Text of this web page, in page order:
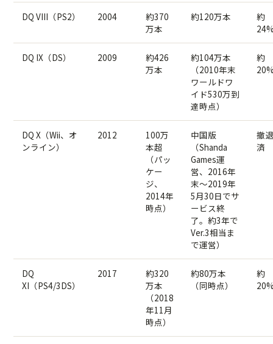
DQ VIII（PS2） 2004
約370
万本
約120万本
約
DQ IX（DS） 2009
約426
万本
約104万本
（2010年末
ワールドワ
イド530万到
達時点）
約
DQ X（Wii、オ
ンライン）
2012
100万
本超
（パッ
ケー
ジ、
2014年
時点）
中国版
（Shanda
Games運
営、2016年
末〜2019年
5月30日でサ
ービス終
了。約3年で
Ver.3相当ま
で運営）
撤退
済
DQ
XI（PS4/3DS）
2017
約320
万本
（2018
年11月
時点）
約80万本
（同時点）
約